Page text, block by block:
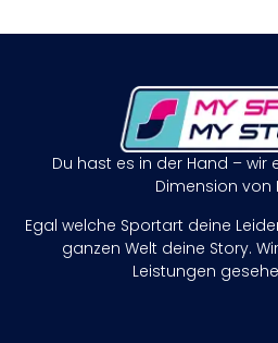
Du hast es in der Hand – wir
Dimension von
Egal welche Sportart deine
ganzen Welt deine Story.
Leistungen